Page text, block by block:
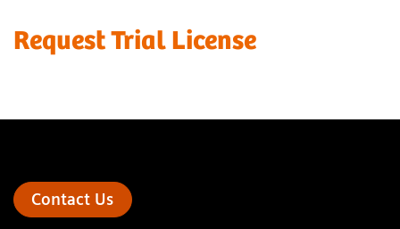
Request Trial License
Contact Us